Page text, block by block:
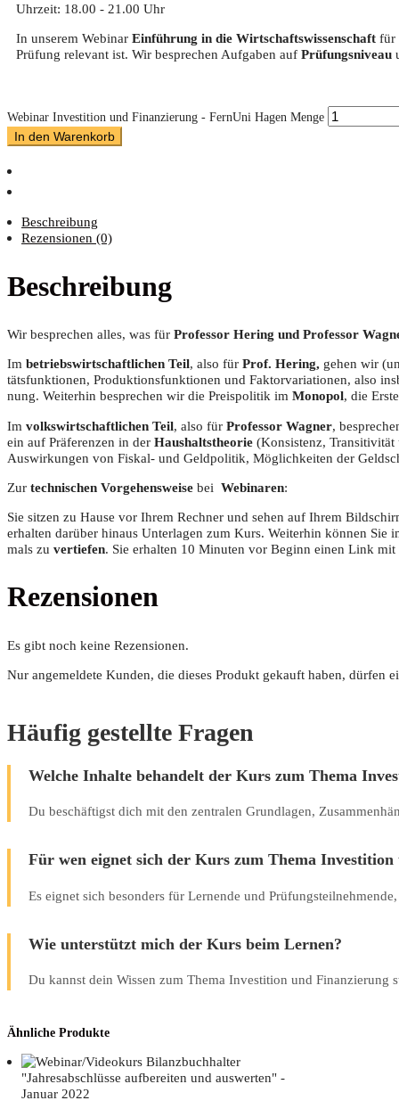
Uhrzeit: 18.00 - 21.00 Uhr
In unserem Webinar Einführung in die Wirtschaftswissenschaft für
Prüfung relevant ist. Wir besprechen Aufgaben auf Prüfungsniveau
Webinar Investition und Finanzierung - FernUni Hagen Menge
In den Warenkorb
Beschreibung
Rezensionen (0)
Beschreibung
Wir bespre­chen alles, was für Pro­fes­sor Hering und Pro­fes­sor
Im betriebs­wirt­schaft­li­chen Teil, also für Prof. Hering, gehen wir
täts­funk­tio­nen, Pro­duk­ti­ons­funk­tio­nen und Fak­tor­va­ria­tio­nen, also
nung. Wei­ter­hin bespre­chen wir die Preis­po­li­tik im Mono­pol, die
Im volks­wirt­schaft­li­chen Teil, also für Pro­fes­sor Wag­ner,
ein auf Prä­fe­ren­zen in der Haus­halts­theo­rie (Kon­sis­tenz,
Aus­wir­kun­gen von Fis­kal- und Geld­po­li­tik, Mög­lich­kei­ten der
Zur tech­ni­schen Vor­ge­hens­wei­se bei Web­i­na­ren:
Sie sit­zen zu Hau­se vor Ihrem Rech­ner und sehen auf Ihrem
erhal­ten dar­über hin­aus Unter­la­gen zum Kurs. Wei­ter­hin kön­nen Sie
mals zu ver­tie­fen. Sie erhal­ten 10 Minu­ten vor Beginn einen Link
Rezensionen
Es gibt noch keine Rezensionen.
Nur angemeldete Kunden, die dieses Produkt gekauft haben, dürfen
Häufig gestellte Fragen
Welche Inhalte behandelt der Kurs zum Thema
Du beschäftigst dich mit den zentralen Grundlagen,
Für wen eignet sich der Kurs zum Thema
Es eignet sich besonders für Lernende und
Wie unterstützt mich der Kurs beim Lernen?
Du kannst dein Wissen zum Thema Investition und
Ähnliche Produkte